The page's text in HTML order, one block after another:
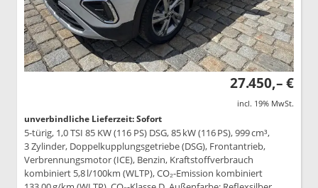
27.450,– €
incl. 19% MwSt.
unverbindliche Lieferzeit: Sofort
5-türig, 1,0 TSI 85 KW (116 PS) DSG, 85 kW (116 PS), 999 cm³,
3 Zylinder, Doppelkupplungsgetriebe (DSG), Frontantrieb,
Verbrennungsmotor (ICE), Benzin, Kraftstoffverbrauch
kombiniert 5,8 l/100km (WLTP), CO₂-Emission kombiniert